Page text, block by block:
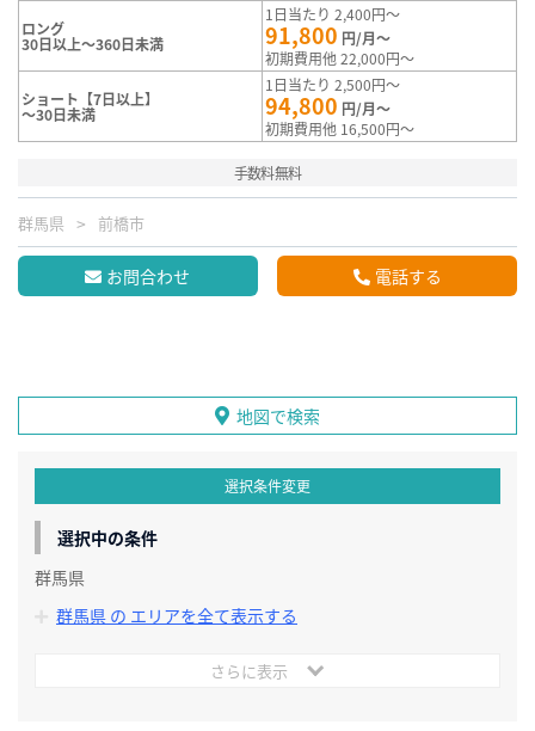
ロング
30日以上～360日未満
1日当たり 2,400円～
91,800 円/月～
初期費用他 22,000円～
ショート【7日以上】
～30日未満
1日当たり 2,500円～
94,800 円/月～
初期費用他 16,500円～
手数料無料
群馬県 前橋市
お問合わせ 電話する
地図で検索
選択条件変更
選択中の条件
群馬県
群馬県 の エリアを全て表示する
さらに表示